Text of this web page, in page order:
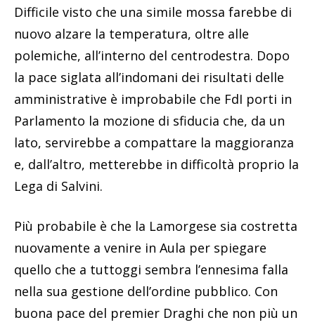
Difficile visto che una simile mossa farebbe di
nuovo alzare la temperatura, oltre alle
polemiche, all’interno del centrodestra. Dopo
la pace siglata all’indomani dei risultati delle
amministrative è improbabile che FdI porti in
Parlamento la mozione di sfiducia che, da un
lato, servirebbe a compattare la maggioranza
e, dall’altro, metterebbe in difficoltà proprio la
Lega di Salvini.
Più probabile è che la Lamorgese sia costretta
nuovamente a venire in Aula per spiegare
quello che a tuttoggi sembra l’ennesima falla
nella sua gestione dell’ordine pubblico. Con
buona pace del premier Draghi che non più un